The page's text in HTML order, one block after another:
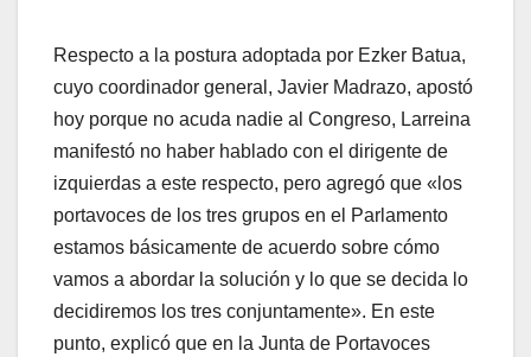
Respecto a la postura adoptada por Ezker Batua,
cuyo coordinador general, Javier Madrazo, apostó
hoy porque no acuda nadie al Congreso, Larreina
manifestó no haber hablado con el dirigente de
izquierdas a este respecto, pero agregó que «los
portavoces de los tres grupos en el Parlamento
estamos básicamente de acuerdo sobre cómo
vamos a abordar la solución y lo que se decida lo
decidiremos los tres conjuntamente». En este
punto, explicó que en la Junta de Portavoces